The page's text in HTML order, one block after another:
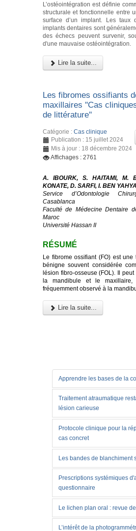
L’ostéointégration est définie
structurale et fonctionnelle entre
surface d’un implant. Les taux
implants dentaires sont
des échecs peuvent survenir,
d'une mauvaise ostéointégration.
Lire la suite...
Les fibromes ossifiants
maxillaires ''Cas
de littérature''
Catégorie : Cas clinique
Publication : 15 juillet 2024
Mis à jour : 18 décembre 2024
Affichages : 2761
A. IBOURK, S. HAITAMI, M.
KONATE, D. SARFI, I. BEN YAHYA
Service d’Odontologie
Casablanca
Faculté de Médecine Dentaire
Maroc
Université Hassan II
RÉSUMÉ
Le fibrome ossifiant (FO) est une
bénigne souvent considérée
lésion fibro-osseuse (FOL). Il
la mandibule et le
fréquemment observé à la
Lire la suite...
Apprendre les bases de la
Traitement atraumatique
lésion carieuse
Protocole clinique pour la
cas concret
Les bandes de blanchiment
Prescriptions systémiques
questionnaire
Le lichen plan oral : revue
L’intérêt de la